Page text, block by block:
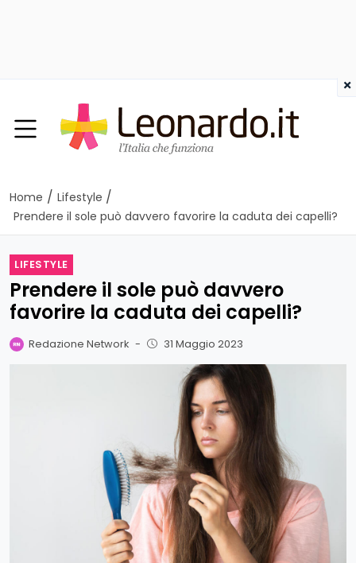
Home / Lifestyle /
Prendere il sole può davvero favorire la caduta dei capelli?
LIFESTYLE
Prendere il sole può davvero
favorire la caduta dei capelli?
Redazione Network - 31 Maggio 2023
×